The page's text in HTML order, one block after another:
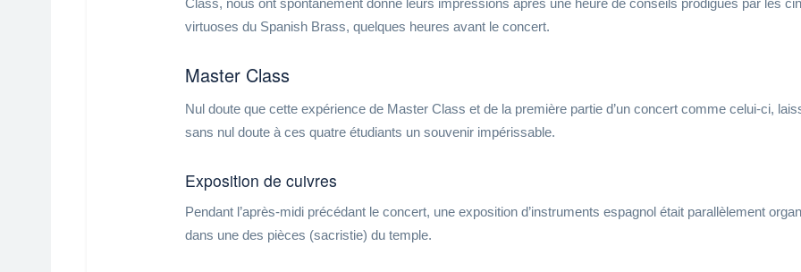
virtuoses du Spanish Brass, quelques heures avant le concert.
Master Class
Nul doute que cette expérience de Master Class et de la première partie d’un concert comme celui-ci,
sans nul doute à ces quatre étudiants un souvenir impérissable.
Exposition de cuivres
Pendant l’après-midi précédant le concert, une exposition d’instruments espagnol était parallèlement
dans une des pièces (sacristie) du temple.